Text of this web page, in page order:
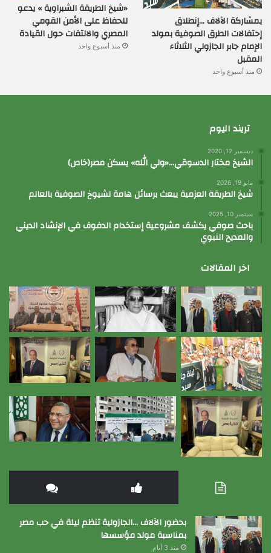
بمشاركة الآلاف …إنطلاق
إحتفالات الطرق الصوفية بمولد
الإمام جابر الجازولي الثلاثاء
المقبل
منذ أسبوع واحد
«شيخ الطريقة الشبراوية » يدعو
للحفاظ على الأمن القومي
المصري والالتفات حول القيادة
منذ أسبوع واحد
تريند اليوم
ديسمبر 12, 2020
الشيخ مختار الدسوقي…«ولي الله» يسكن مصر(خاص)
مايو 19, 2026
شيخ الطريقة العزمية يبعث برسائل هامة لشيوخ الصوفية بالعالم
سبتمبر 10, 2025
باحث صوفي يكشف مشروعية إستخدام الدفوف في الإنشاد الديني
والمديح النبوي
اخر المقالات
بحضور الآلاف …الجازولية تنظم ليلة في حب مصر
بمناسبة مولد مؤسسها
منذ 3 أيام